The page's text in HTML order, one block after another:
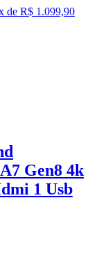
de R$ 1.099,90
Gen8 4k
1 Usb